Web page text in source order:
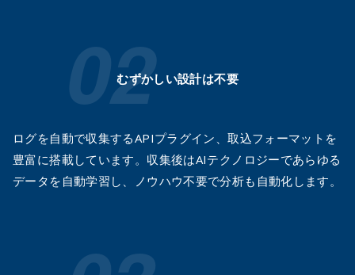
むずかしい設計は不要
ログを自動で収集するAPIプラグイン、取込フォーマットを
豊富に搭載しています。収集後はAIテクノロジーであらゆる
データを自動学習し、ノウハウ不要で分析も自動化します。